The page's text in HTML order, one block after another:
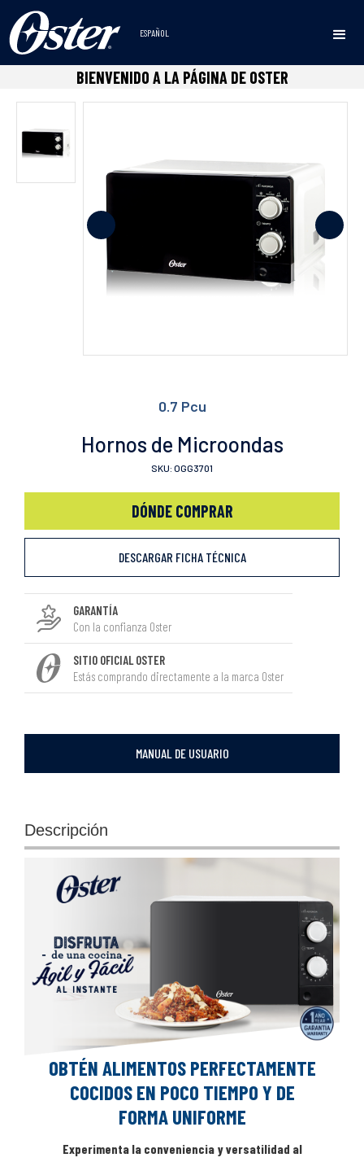
ESPAÑOL
BIENVENIDO A LA PÁGINA DE OSTER
Inicio • Microondas • 0.7 Pcu • Hornos de Microondas
0.7 Pcu
Hornos de Microondas
SKU: OGG3701
DÓNDE COMPRAR
DESCARGAR FICHA TÉCNICA
GARANTÍA
Con la confianza Oster
SITIO OFICIAL OSTER
Estás comprando directamente a la marca Oster
MANUAL DE USUARIO
Descripción
OBTÉN ALIMENTOS PERFECTAMENTE
COCIDOS EN POCO TIEMPO Y DE
FORMA UNIFORME
Experimenta la conveniencia y versatilidad al